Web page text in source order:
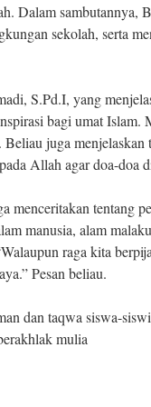
Dalam sambutannya,
sekolah, serta
S.Pd.I, yang
bagi umat Islam.
juga menjelaskan
Allah agar doa-doa
tentang
manusia, alam
raga kita
Pesan beliau.
dan taqwa siswa-
mulia